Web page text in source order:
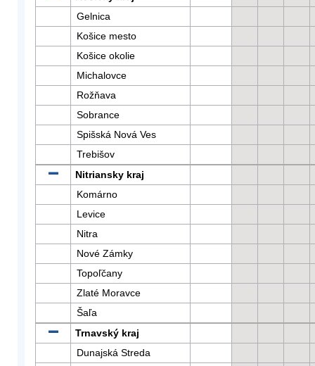
Gelnica
Košice mesto
Košice okolie
Michalovce
Rožňava
Sobrance
Spišská Nová Ves
Trebišov
Nitriansky kraj
Komárno
Levice
Nitra
Nové Zámky
Topoľčany
Zlaté Moravce
Šaľa
Trnavský kraj
Dunajská Streda